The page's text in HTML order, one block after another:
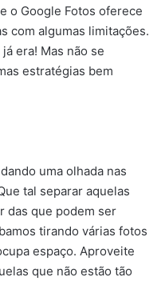
o Google Fotos oferece
com algumas limitações.
era! Mas não se
estratégias bem
uma olhada nas
tal separar aquelas
das que podem ser
tirando várias fotos
espaço. Aproveite
que não estão tão